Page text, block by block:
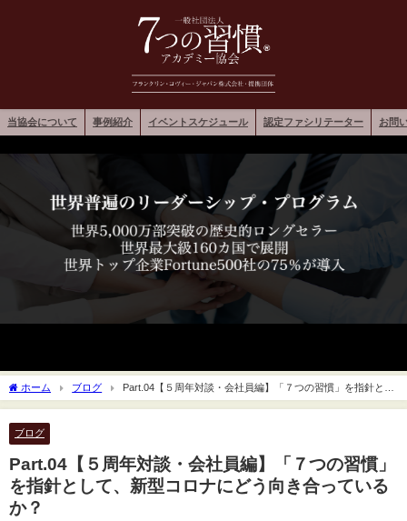
当協会について 事例紹介 イベントスケジュール 認定ファシリテーター お問
ホーム ブログ
Part.04【５周年対談・会社員編】「７つの習慣」を指針とし
て、新型コロナにどう向き合っているか？
ブログ
Part.04【５周年対談・会社員編】「７つの習慣」
を指針として、新型コロナにどう向き合っている
か？